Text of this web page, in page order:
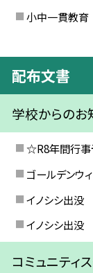
小中一貫教育
配布文書
学校からのお
☆R8年間行事
ゴールデンウ
イノシシ出没
イノシシ出没
コミュニティ